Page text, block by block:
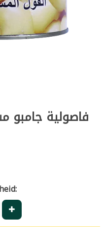
فاصولية جامبو